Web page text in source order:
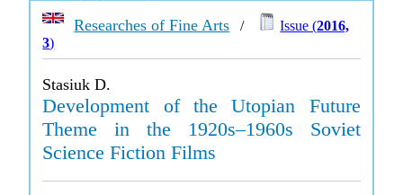
Researches of Fine Arts / Issue (2016,
3)
Stasiuk D.
Development of the Utopian Future
Theme in the 1920s–1960s Soviet
Science Fiction Films